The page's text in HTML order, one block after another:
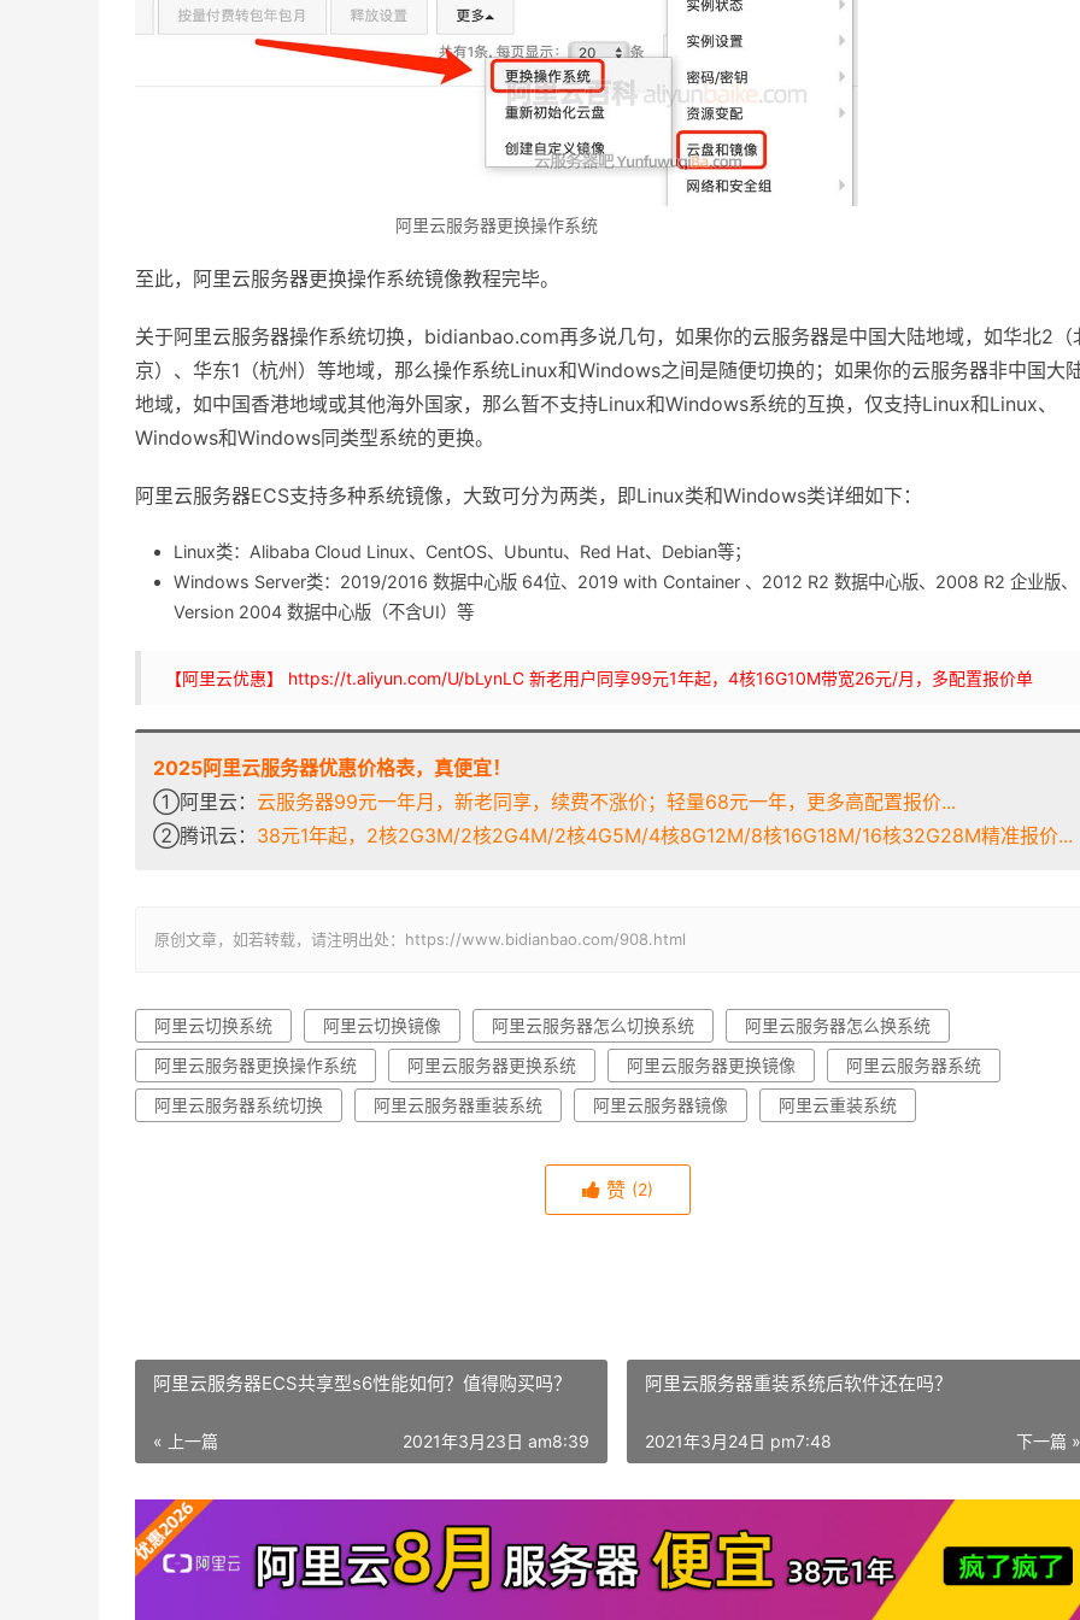
阿里云服务器更换操作系统
至此，阿里云服务器更换操作系统镜像教程完毕。
关于阿里云服务器操作系统切换，bidianbao.com再多说几句，如果你的云服务器是中国大陆地域，如华北2（
京）、华东1（杭州）等地域，那么操作系统Linux和Windows之间是随便切换的；如果你的云服务器非中国大
地域，如中国香港地域或其他海外国家，那么暂不支持Linux和Windows系统的互换，仅支持Linux和Linux、
Windows和Windows同类型系统的更换。
阿里云服务器ECS支持多种系统镜像，大致可分为两类，即Linux类和Windows类详细如下：
Linux类：Alibaba Cloud Linux、CentOS、Ubuntu、Red Hat、Debian等；
Windows Server类：2019/2016 数据中心版 64位、2019 with Container 、2012 R2 数据中心版、2008 R2 企业版、
Version 2004 数据中心版（不含UI）等
【阿里云优惠】 https://t.aliyun.com/U/bLynLC 新老用户同享99元1年起，4核16G10M带宽26元/月，多配置报价单
2025阿里云服务器优惠价格表，真便宜！
①阿里云： 云服务器99元一年月，新老同享，续费不涨价；轻量68元一年，更多高配置报价...
②腾讯云： 38元1年起，2核2G3M/2核2G4M/2核4G5M/4核8G12M/8核16G18M/16核32G28M精准报价...
原创文章，如若转载，请注明出处：https://www.bidianbao.com/908.html
阿里云切换系统 阿里云切换镜像 阿里云服务器怎么切换系统
阿里云服务器怎么换系统
阿里云服务器更换操作系统
阿里云服务器更换系统 阿里云服务器更换镜像
阿里云服务器系统
阿里云服务器系统切换
阿里云服务器重装系统 阿里云服务器镜像 阿里云重装系统
赞 (2)
阿里云服务器ECS共享型s6性能如何？值得购买吗？
« 上一篇 2021年3月23日 am8:39
阿里云服务器重装系统后软件还在吗？
下一篇 »
2021年3月24日 pm7:48